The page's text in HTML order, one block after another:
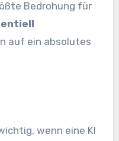
Bedrohung für
auf ein absolutes
wenn eine KI